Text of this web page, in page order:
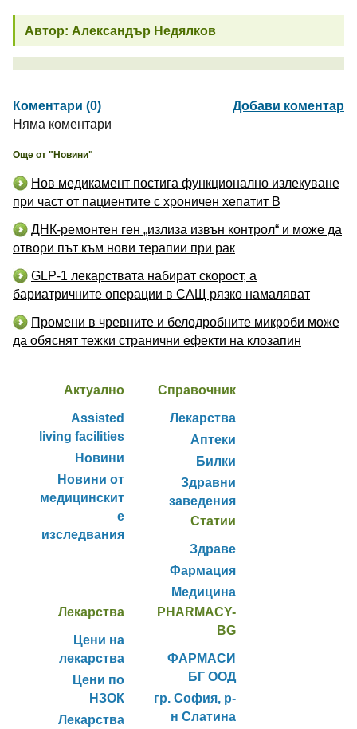
Автор: Александър Недялков
Коментари (0)
Добави коментар
Няма коментари
Още от "Новини"
Нов медикамент постига функционално излекуване
при част от пациентите с хроничен хепатит B
ДНК-ремонтен ген „излиза извън контрол“ и може да
отвори път към нови терапии при рак
GLP-1 лекарствата набират скорост, а
бариатричните операции в САЩ рязко намаляват
Промени в чревните и белодробните микроби може
да обяснят тежки странични ефекти на клозапин
Актуално
Assisted
living facilities
Новини
Новини от
медицинскит
е
изследвания
Справочник
Лекарства
Аптеки
Билки
Здравни
заведения
Статии
Здраве
Фармация
Медицина
Лекарства
Цени на
лекарства
Цени по
НЗОК
Лекарства
PHARMACY-
BG
ФАРМАСИ
БГ ООД
гр. София, р-
н Слатина